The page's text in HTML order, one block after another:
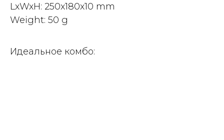
LxWxH: 250x180x10 mm
Weight: 50 g
Идеальное комбо: